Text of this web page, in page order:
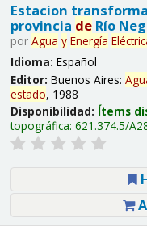
Estacion
provincia deRío
por Agua y Energía
Idioma: Español
Editor: Buenos Aires:
estado, 1988
Disponibilidad: Ítems
topográfica: 621.374.5/